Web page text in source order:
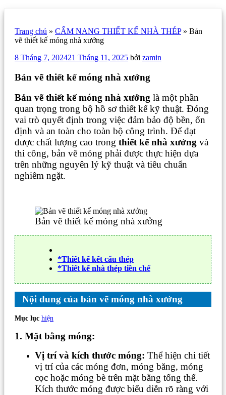
Trang chủ » CẨM NANG THIẾT KẾ NHÀ THÉP» Bản
vẽ thiết kế móng nhà xưởng
Đăng
8 Tháng 7, 202421 Tháng 11, 2025 bởi zamin
Bản vẽ thiết kế móng nhà xưởng
Bản vẽ thiết kế móng nhà xưởng là một phần
quan trọng trong bộ hồ sơ thiết kế kỹ thuật. Đóng
vai trò quyết định trong việc đảm bảo độ bền, ổn
định và an toàn cho toàn bộ công trình. Để đạt
được chất lượng cao trong thiết kế nhà xưởng và
thi công, bản vẽ móng phải được thực hiện dựa
trên những nguyên lý kỹ thuật và tiêu chuẩn
nghiêm ngặt.
Bản vẽ thiết kế móng nhà xưởng
*Thiết kế kết cấu thép
*Thiết kế nhà thép tiền chế
Nội dung của bản vẽ móng nhà xưởng
Mục lục hiện
1. Mặt bằng móng:
Vị trí và kích thước móng: Thể hiện chi tiết
vị trí của các móng đơn, móng băng, móng
cọc hoặc móng bè trên mặt bằng tổng thể.
Kích thước móng được biểu diễn rõ ràng với